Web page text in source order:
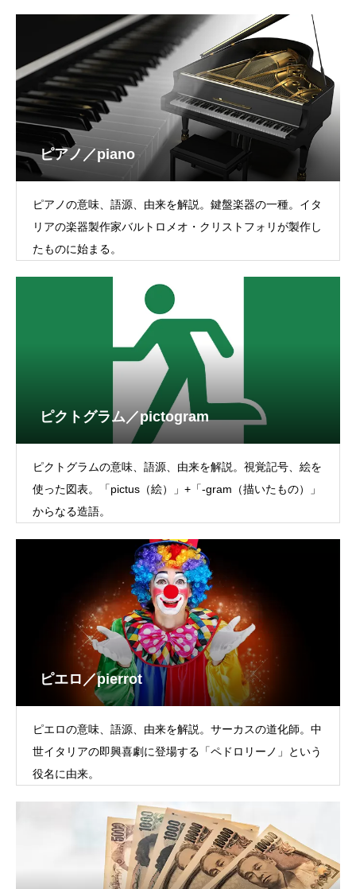
ピアノ／piano
ピアノの意味、語源、由来を解説。鍵盤楽器の一種。イタ
リアの楽器製作家バルトロメオ・クリストフォリが製作し
たものに始まる。
ピクトグラム／pictogram
ピクトグラムの意味、語源、由来を解説。視覚記号、絵を
使った図表。「pictus（絵）」+「-gram（描いたもの）」
からなる造語。
ピエロ／pierrot
ピエロの意味、語源、由来を解説。サーカスの道化師。中
世イタリアの即興喜劇に登場する「ペドロリーノ」という
役名に由来。